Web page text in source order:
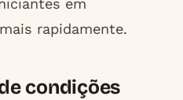
em
rapidamente.
condições